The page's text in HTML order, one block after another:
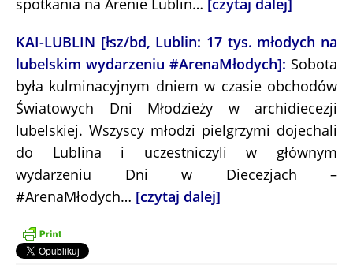
spotkania na Arenie Lublin… [czytaj dalej]
KAI-LUBLIN [łsz/bd, Lublin: 17 tys. młodych na
lubelskim wydarzeniu #ArenaMłodych]: Sobota
była kulminacyjnym dniem w czasie obchodów
Światowych Dni Młodzieży w archidiecezji
lubelskiej. Wszyscy młodzi pielgrzymi dojechali
do Lublina i uczestniczyli w głównym
wydarzeniu Dni w Diecezjach –
#ArenaMłodych… [czytaj dalej]